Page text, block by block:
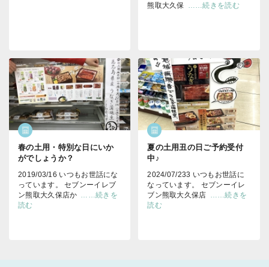
熊取大久保
……続きを読む
春の土用・特別な日にいか
がでしょうか？
2019/03/16 いつもお世話にな
っています。 セブンーイレブ
ン熊取大久保店か ……続きを
読む
夏の土用丑の日ご予約受付
中♪
2024/07/233 いつもお世話に
なっています。 セブンーイレ
ブン熊取大久保店 ……続きを
読む